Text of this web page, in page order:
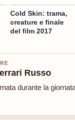
Cold Skin: trama,
creature e finale
del film 2017
Russo
durante la